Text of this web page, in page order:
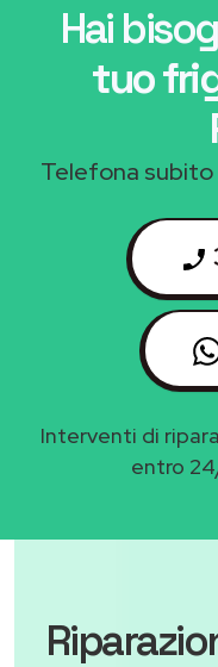
Hai
tuo
Telefona subito
Interventi di
entro